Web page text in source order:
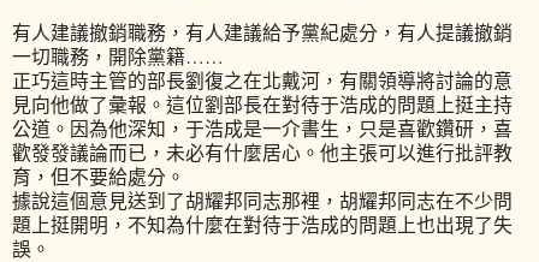
有人建議撤銷職務，有人建議給予黨紀處分，有人提議撤銷
一切職務，開除黨籍……
正巧這時主管的部長劉復之在北戴河，有關領導將討論的意
見向他做了彙報。這位劉部長在對待于浩成的問題上挺主持
公道。因為他深知，于浩成是一介書生，只是喜歡鑽研，喜
歡發發議論而已，未必有什麼居心。他主張可以進行批評教
育，但不要給處分。
據說這個意見送到了胡耀邦同志那裡，胡耀邦同志在不少問
題上挺開明，不知為什麼在對待于浩成的問題上也出現了失
誤。